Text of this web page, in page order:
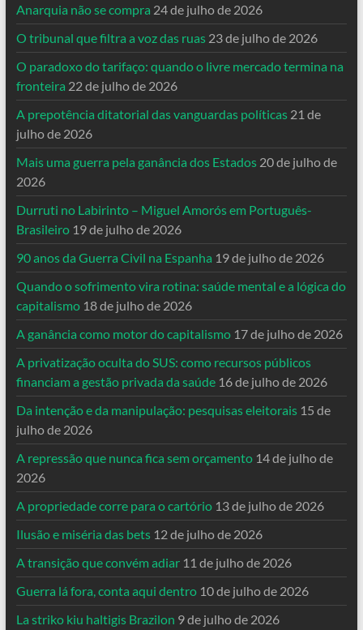
Anarquia não se compra 24 de julho de 2026
O tribunal que filtra a voz das ruas 23 de julho de 2026
O paradoxo do tarifaço: quando o livre mercado termina na
fronteira 22 de julho de 2026
A prepotência ditatorial das vanguardas políticas 21 de
julho de 2026
Mais uma guerra pela ganância dos Estados 20 de julho de
2026
Durruti no Labirinto – Miguel Amorós em Português-
Brasileiro 19 de julho de 2026
90 anos da Guerra Civil na Espanha 19 de julho de 2026
Quando o sofrimento vira rotina: saúde mental e a lógica do
capitalismo 18 de julho de 2026
A ganância como motor do capitalismo 17 de julho de 2026
A privatização oculta do SUS: como recursos públicos
financiam a gestão privada da saúde 16 de julho de 2026
Da intenção e da manipulação: pesquisas eleitorais 15 de
julho de 2026
A repressão que nunca fica sem orçamento 14 de julho de
2026
A propriedade corre para o cartório 13 de julho de 2026
Ilusão e miséria das bets 12 de julho de 2026
A transição que convém adiar 11 de julho de 2026
Guerra lá fora, conta aqui dentro 10 de julho de 2026
La striko kiu haltigis Brazilon 9 de julho de 2026